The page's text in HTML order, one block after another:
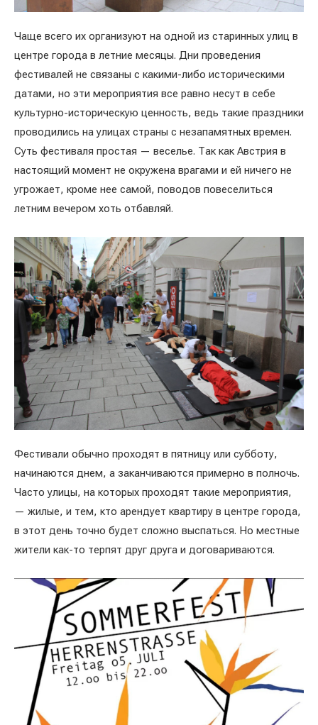
Чаще всего их организуют на одной из старинных улиц в
центре города в летние месяцы. Дни проведения
фестивалей не связаны с какими-либо историческими
датами, но эти мероприятия все равно несут в себе
культурно-историческую ценность, ведь такие праздники
проводились на улицах страны с незапамятных времен.
Суть фестиваля простая — веселье. Так как Австрия в
настоящий момент не окружена врагами и ей ничего не
угрожает, кроме нее самой, поводов повеселиться
летним вечером хоть отбавляй.
Фестивали обычно проходят в пятницу или субботу,
начинаются днем, а заканчиваются примерно в полночь.
Часто улицы, на которых проходят такие мероприятия,
— жилые, и тем, кто арендует квартиру в центре города,
в этот день точно будет сложно выспаться. Но местные
жители как-то терпят друг друга и договариваются.